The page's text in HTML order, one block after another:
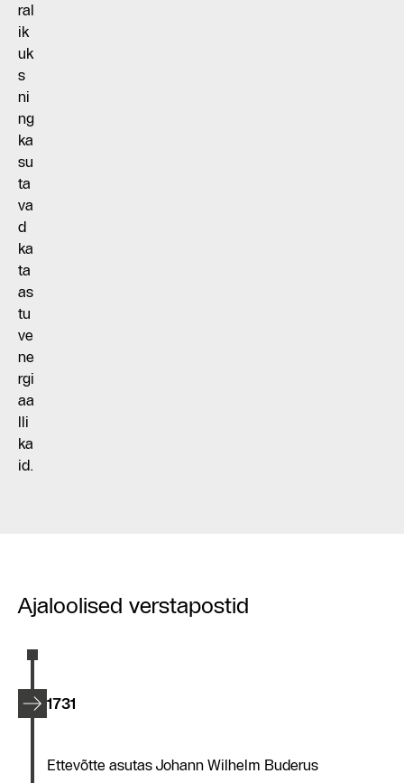
ral
ik
uk
s
ni
ng
ka
su
ta
va
d
ka
ta
as
tu
ve
ne
rgi
aa
lli
ka
id.
Ajaloolised verstapostid
1731
Ettevõtte asutas Johann Wilhelm Buderus